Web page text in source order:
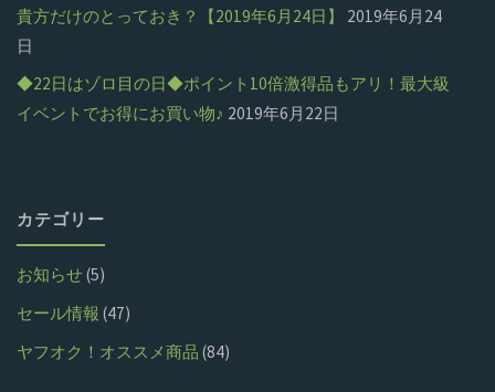
ヤ
ー
ン
り
貴方だけのとっておき？【2019年6月24日】
2019年6月24
日
◆22日はゾロ目の日◆ポイント10倍激得品もアリ！最大級
イベントでお得にお買い物♪ 2019年6月22日
カテゴリー
お知らせ(5)
セール情報 (47)
ヤフオク！オススメ商品 (84)